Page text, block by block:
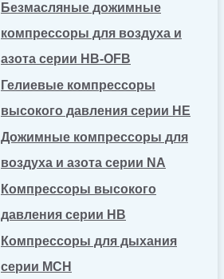
Безмасляные дожимные
компрессоры для воздуха и
азота серии HB-OFB
Гелиевые компрессоры
высокого давления серии HE
Дожимные компрессоры для
воздуха и азота серии NA
Компрессоры высокого
давления серии HB
Компрессоры для дыхания
серии MCH